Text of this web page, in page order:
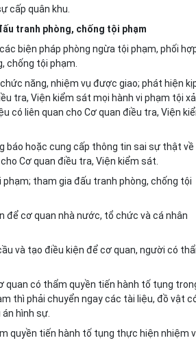
cấp quân khu.
tranh phòng, chống tội phạm
biện pháp phòng ngừa tội phạm, phối
chống tội phạm.
năng, nhiệm vụ được giao; phát hiện
tra, Viện kiểm sát mọi hành vi phạm tội
có liên quan cho Cơ quan điều tra, Viện
báo hoặc cung cấp thông tin sai sự thật về
Cơ quan điều tra, Viện kiểm sát.
tham gia đấu tranh phòng, chống tội
để cơ quan nhà nước, tổ chức và cá nhân
và tạo điều kiện để cơ quan, người có
quan có thẩm quyền tiến hành tố tụng
thì phải chuyển ngay các tài liệu, đồ vật
hình sự.
quyền tiến hành tố tụng thực hiện nhiệm